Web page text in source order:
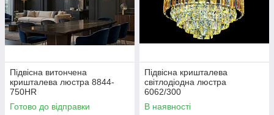
Підвісна витончена
кришталева люстра 8844-
750HR
Готово до відправки
Підвісна кришталева
світлодіодна люстра
6062/300
В наявності